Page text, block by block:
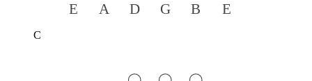
E A D G B E
C